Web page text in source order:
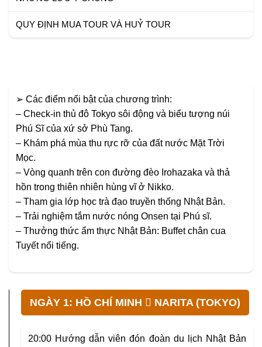
QUY ĐỊNH MUA TOUR VÀ HUỶ TOUR
➢ Các điểm nổi bật của chương trình:
– Check-in thủ đô Tokyo sôi động và biểu tượng núi
Phú Sĩ của xứ sở Phù Tang.
– Khám phá mùa thu rực rỡ của đất nước Mặt Trời
Mọc.
– Vòng quanh trên con đường đèo Irohazaka và thả
hồn trong thiên nhiên hùng vĩ ở Nikko.
– Tham gia lớp học trà đạo truyền thống Nhật Bản.
– Trải nghiệm tắm nước nóng Onsen tại Phú sĩ.
– Thưởng thức ẩm thực Nhật Bản: Buffet chân cua
Tuyết nổi tiếng.
NGÀY 1: HỒ CHÍ MINH  NARITA (TOKYO)
20:00 Hướng dẫn viên đón đoàn du lịch Nhật Bản